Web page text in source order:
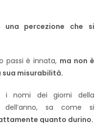
percezione che si
passi è innata, ma non è
sua misurabilità.
i nomi dei giorni della
sa come si
quanto durino.